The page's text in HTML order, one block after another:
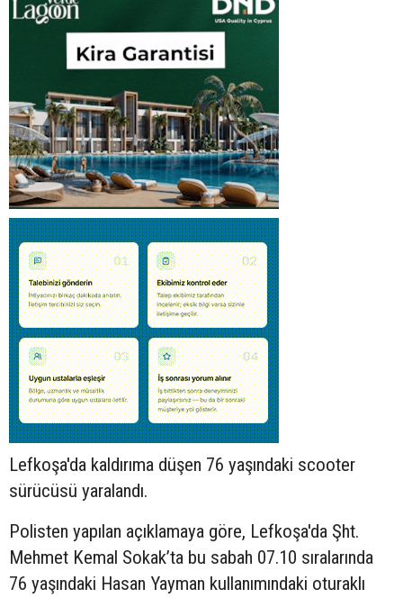
Lefkoşa'da kaldırıma düşen 76 yaşındaki scooter
sürücüsü yaralandı.
Polisten yapılan açıklamaya göre, Lefkoşa'da Şht.
Mehmet Kemal Sokak’ta bu sabah 07.10 sıralarında
76 yaşındaki Hasan Yayman kullanımındaki oturaklı